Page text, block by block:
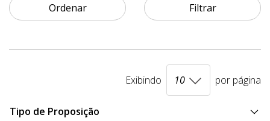
Ordenar Filtrar
Exibindo por página
Tipo de Proposição